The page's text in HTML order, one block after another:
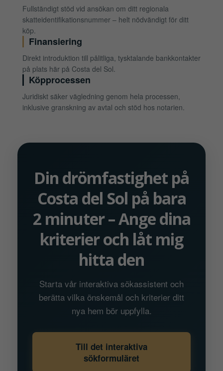
Fullständigt stöd vid ansökan om ditt regionala
skatteidentifikationsnummer – helt nödvändigt för ditt
köp.
Finansiering
Direkt introduktion till pålitliga, tysktalande bankkontakter
på plats här på Costa del Sol.
Köpprocessen
Juridiskt säker vägledning genom hela processen,
inklusive granskning av avtal och stöd hos notarien.
Din drömfastighet på
Costa del Sol på bara
2 minuter – Ange dina
kriterier och låt mig
hitta den
Starta vår interaktiva sökassistent och
berätta vilka önskemål och kriterier ditt
nya hem bör uppfylla.
Till det interaktiva
sökformuläret